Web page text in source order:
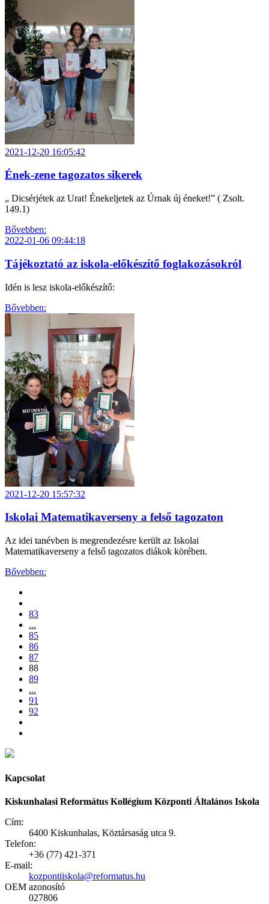
2021-12-20 16:05:42
Ének-zene tagozatos sikerek
„ Dicsérjétek az Urat! Énekeljetek az Úrnak új éneket!” ( Zsolt.
149.1)
Bővebben:
2022-01-06 09:44:18
Tájékoztató az iskola-előkészítő foglakozásokról
Idén is lesz iskola-előkészítő:
Bővebben:
2021-12-20 15:57:32
Iskolai Matematikaverseny a felső tagozaton
Az idei tanévben is megrendezésre került az Iskolai
Matematikaverseny a felső tagozatos diákok körében.
Bővebben:
83
...
85
86
87
88
89
...
91
92
Kapcsolat
Kiskunhalasi Református Kollégium Központi Általános Iskola
Cím:
6400 Kiskunhalas, Köztársaság utca 9.
Telefon:
+36 (77) 421-371
E-mail:
kozpontiiskola@reformatus.hu
OEM azonosító
027806